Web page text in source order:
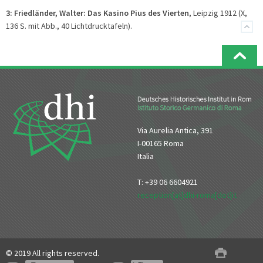
3: Friedländer, Walter: Das Kasino Pius des Vierten, Leipzig 1912 (X,
136 S. mit Abb., 40 Lichtdrucktafeln).
Via Aurelia Antica, 391
I-00165 Roma
Italia
T: +39 06 6604921
reception[at]dhi-roma[dot]it
© 2019 All rights reserved.